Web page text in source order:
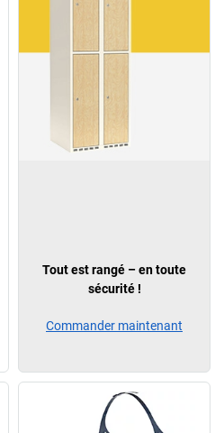
Tout est rangé – en toute
sécurité !
Commander maintenant